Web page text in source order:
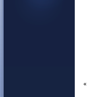
«